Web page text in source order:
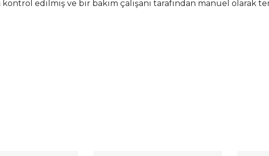
edilmiş ve bir bakım çalışanı tarafından manuel olarak
yetersiz gördüğünüz noktaları öneri formunu kullanarak tarafımıza